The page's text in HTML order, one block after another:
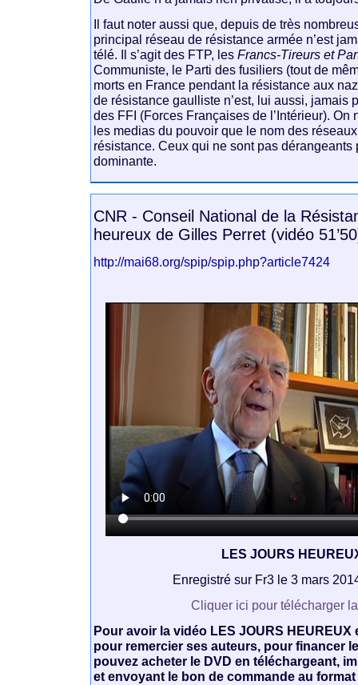
Il faut noter aussi que, depuis de très
principal réseau de résistance armée n’est
télé. Il s’agit des FTP, lesFrancs-Tireurs et
Communiste, le Parti des fusiliers (tout de
morts en France pendant la résistance aux
de résistance gaulliste n’est, lui aussi, jamais
des FFI (Forces Françaises de l’Intérieur). On
les medias du pouvoir que le nom des
résistance. Ceux qui ne sont pas dérangeants
dominante.
CNR - Conseil National de la
heureux de Gilles Perret (vidéo
http://mai68.org/spip/spip.php?article7424
LES JOURS
Enregistré sur Fr3 le 3 mars
Cliquer ici pour télécharger
Pour avoir la vidéo LES JOURS HEUREUX
pour remercier ses auteurs, pour financer
pouvez acheter le DVD en téléchargeant,
et envoyant le bon de commande au